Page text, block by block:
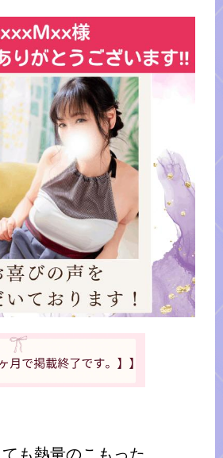
も熱量のこもった